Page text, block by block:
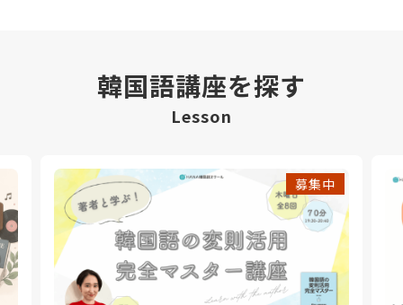
韓国語講座を探す
Lesson
募集中